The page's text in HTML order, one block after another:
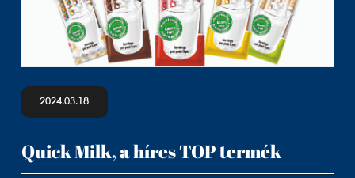
2024.03.18
Quick Milk, a híres TOP termék